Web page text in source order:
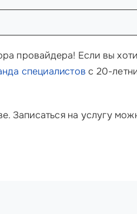
провайдера! Если вы
специалистов с 20-
Записаться на услугу